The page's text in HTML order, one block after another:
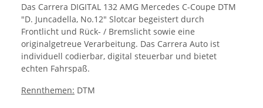
Das Carrera DIGITAL 132 AMG Mercedes C-Coupe DTM
"D. Juncadella, No.12" Slotcar begeistert durch
Frontlicht und Rück- / Bremslicht sowie eine
originalgetreue Verarbeitung. Das Carrera Auto ist
individuell codierbar, digital steuerbar und bietet
echten Fahrspaß.
Rennthemen: DTM